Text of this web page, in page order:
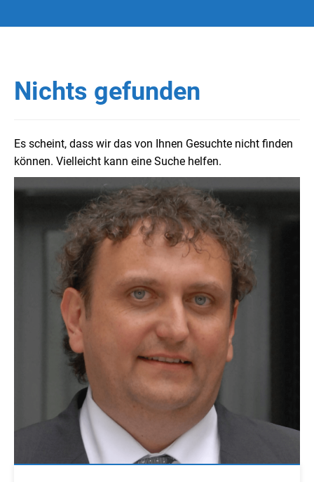
Nichts gefunden
Es scheint, dass wir das von Ihnen Gesuchte nicht finden
können. Vielleicht kann eine Suche helfen.